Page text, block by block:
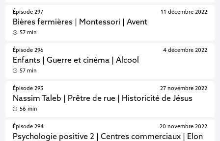
Épisode 297
Bières fermières | Montessori | Avent
11 décembre 2022
57 min
Épisode 296
Enfants | Guerre et cinéma | Alcool
4 décembre 2022
57 min
Épisode 295
Nassim Taleb | Prêtre de rue | Historicité de Jésus
27 novembre 2022
56 min
Épisode 294
Psychologie positive 2 | Centres commerciaux | Elon
20 novembre 2022